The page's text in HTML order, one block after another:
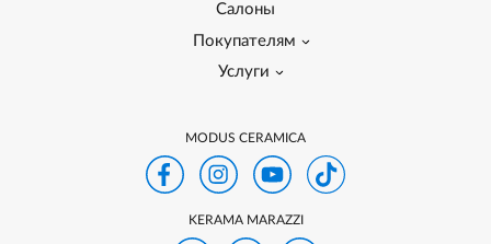
Салоны
Покупателям
Услуги
MODUS CERAMICA
KERAMA MARAZZI